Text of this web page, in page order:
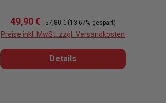
Verkaufspreis:
49,90 € Regulärer Preis:
57,80 € (13.67% gespart)
Preise inkl. MwSt. zzgl. Versandkosten
Details